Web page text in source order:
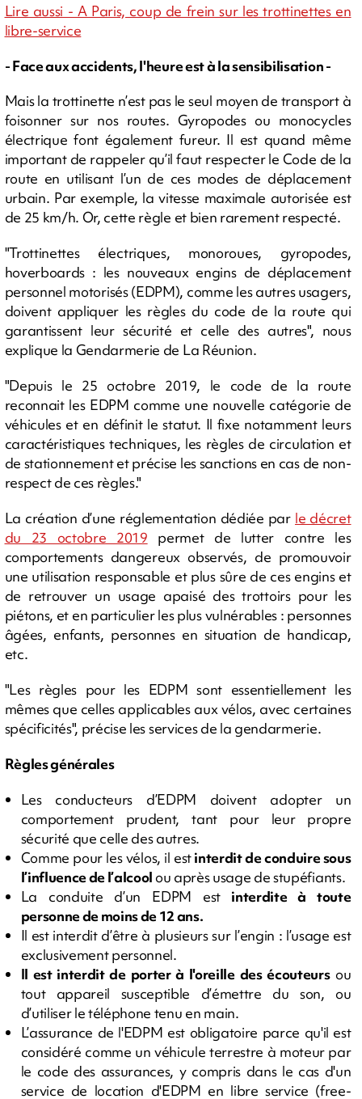
Lire aussi - A Paris, coup de frein sur les trottinettes en
libre-service
- Face aux accidents, l'heure est à la sensibilisation -
Mais la trottinette n’est pas le seul moyen de transport à
foisonner sur nos routes. Gyropodes ou monocycles
électrique font également fureur. Il est quand même
important de rappeler qu’il faut respecter le Code de la
route en utilisant l’un de ces modes de déplacement
urbain. Par exemple, la vitesse maximale autorisée est
de 25 km/h. Or, cette règle et bien rarement respecté.
"Trottinettes électriques, monoroues, gyropodes,
hoverboards : les nouveaux engins de déplacement
personnel motorisés (EDPM), comme les autres usagers,
doivent appliquer les règles du code de la route qui
garantissent leur sécurité et celle des autres", nous
explique la Gendarmerie de La Réunion.
"Depuis le 25 octobre 2019, le code de la route
reconnait les EDPM comme une nouvelle catégorie de
véhicules et en définit le statut. Il fixe notamment leurs
caractéristiques techniques, les règles de circulation et
de stationnement et précise les sanctions en cas de non-
respect de ces règles."
La création d’une réglementation dédiée par le décret
du 23 octobre 2019 permet de lutter contre les
comportements dangereux observés, de promouvoir
une utilisation responsable et plus sûre de ces engins et
de retrouver un usage apaisé des trottoirs pour les
piétons, et en particulier les plus vulnérables : personnes
âgées, enfants, personnes en situation de handicap,
etc.
"Les règles pour les EDPM sont essentiellement les
mêmes que celles applicables aux vélos, avec certaines
spécificités", précise les services de la gendarmerie.
Règles générales
Les conducteurs d’EDPM doivent adopter un
comportement prudent, tant pour leur propre
sécurité que celle des autres.
Comme pour les vélos, il estinterdit de conduire sous
l’influence de l’alcool ou après usage de stupéfiants.
La conduite d’un EDPM est interdite à toute
personne de moins de 12 ans.
Il est interdit d’être à plusieurs sur l’engin : l’usage est
exclusivement personnel.
Il est interdit de porter à l'oreille des écouteursou
tout appareil susceptible d’émettre du son, ou
d’utiliser le téléphone tenu en main.
L’assurance de l'EDPM est obligatoire parce qu'il est
considéré comme un véhicule terrestre à moteur par
le code des assurances, y compris dans le cas d'un
service de location d'EDPM en libre service (free-